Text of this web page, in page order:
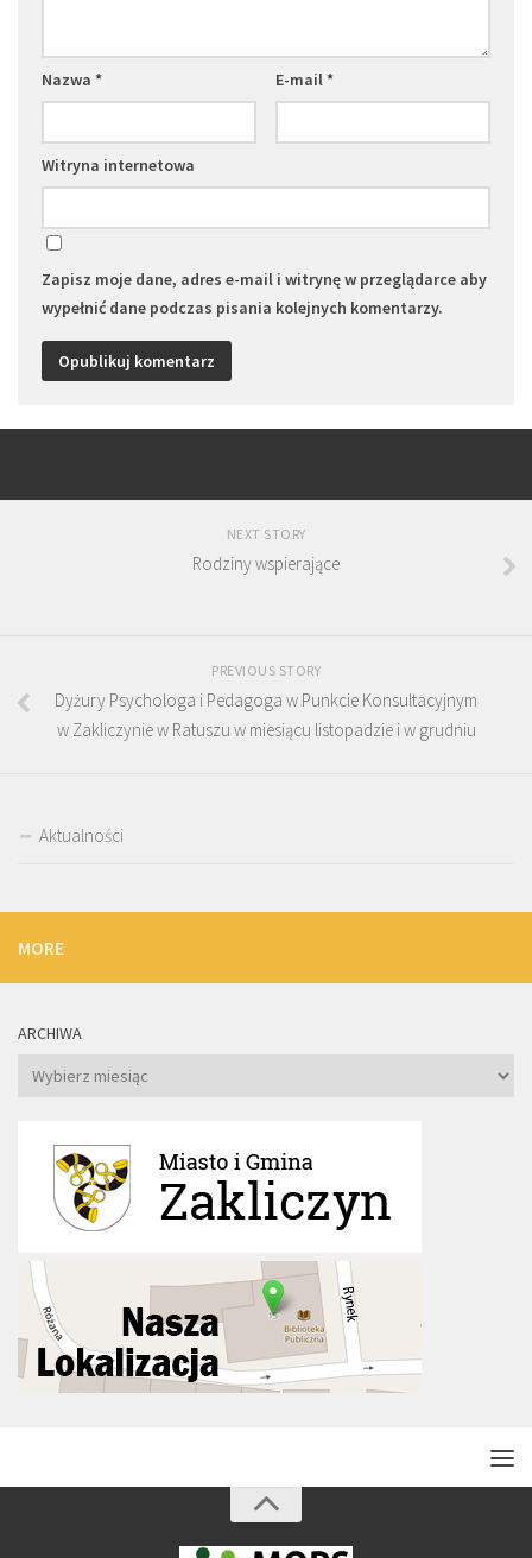
Nazwa * E-mail*
Witryna internetowa
Zapisz moje dane, adres e-mail i witrynę w przeglądarce aby
wypełnić dane podczas pisania kolejnych komentarzy.
NEXT STORY
Rodziny wspierające
PREVIOUS STORY
Dyżury Psychologa i Pedagoga w Punkcie Konsultacyjnym
w Zakliczynie w Ratuszu w miesiącu listopadzie i w grudniu
Aktualności
MORE
ARCHIWA
Archiwa